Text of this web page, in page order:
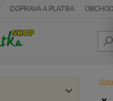
DOPRAVA A PLATBA